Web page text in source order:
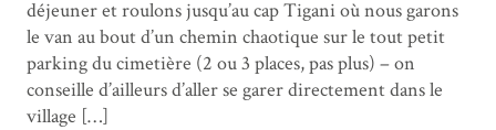
déjeuner et roulons jusqu’au cap Tigani où nous garons
le van au bout d’un chemin chaotique sur le tout petit
parking du cimetière (2 ou 3 places, pas plus) – on
conseille d’ailleurs d’aller se garer directement dans le
village […]